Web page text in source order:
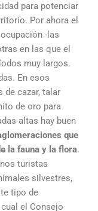
para potenciar
Por ahora el
-las
en las que el
muy largos.
En esos
de cazar, talar
de oro para
altas hay buen
que
la fauna y la flora.
turistas
silvestres,
tipo de
el Consejo